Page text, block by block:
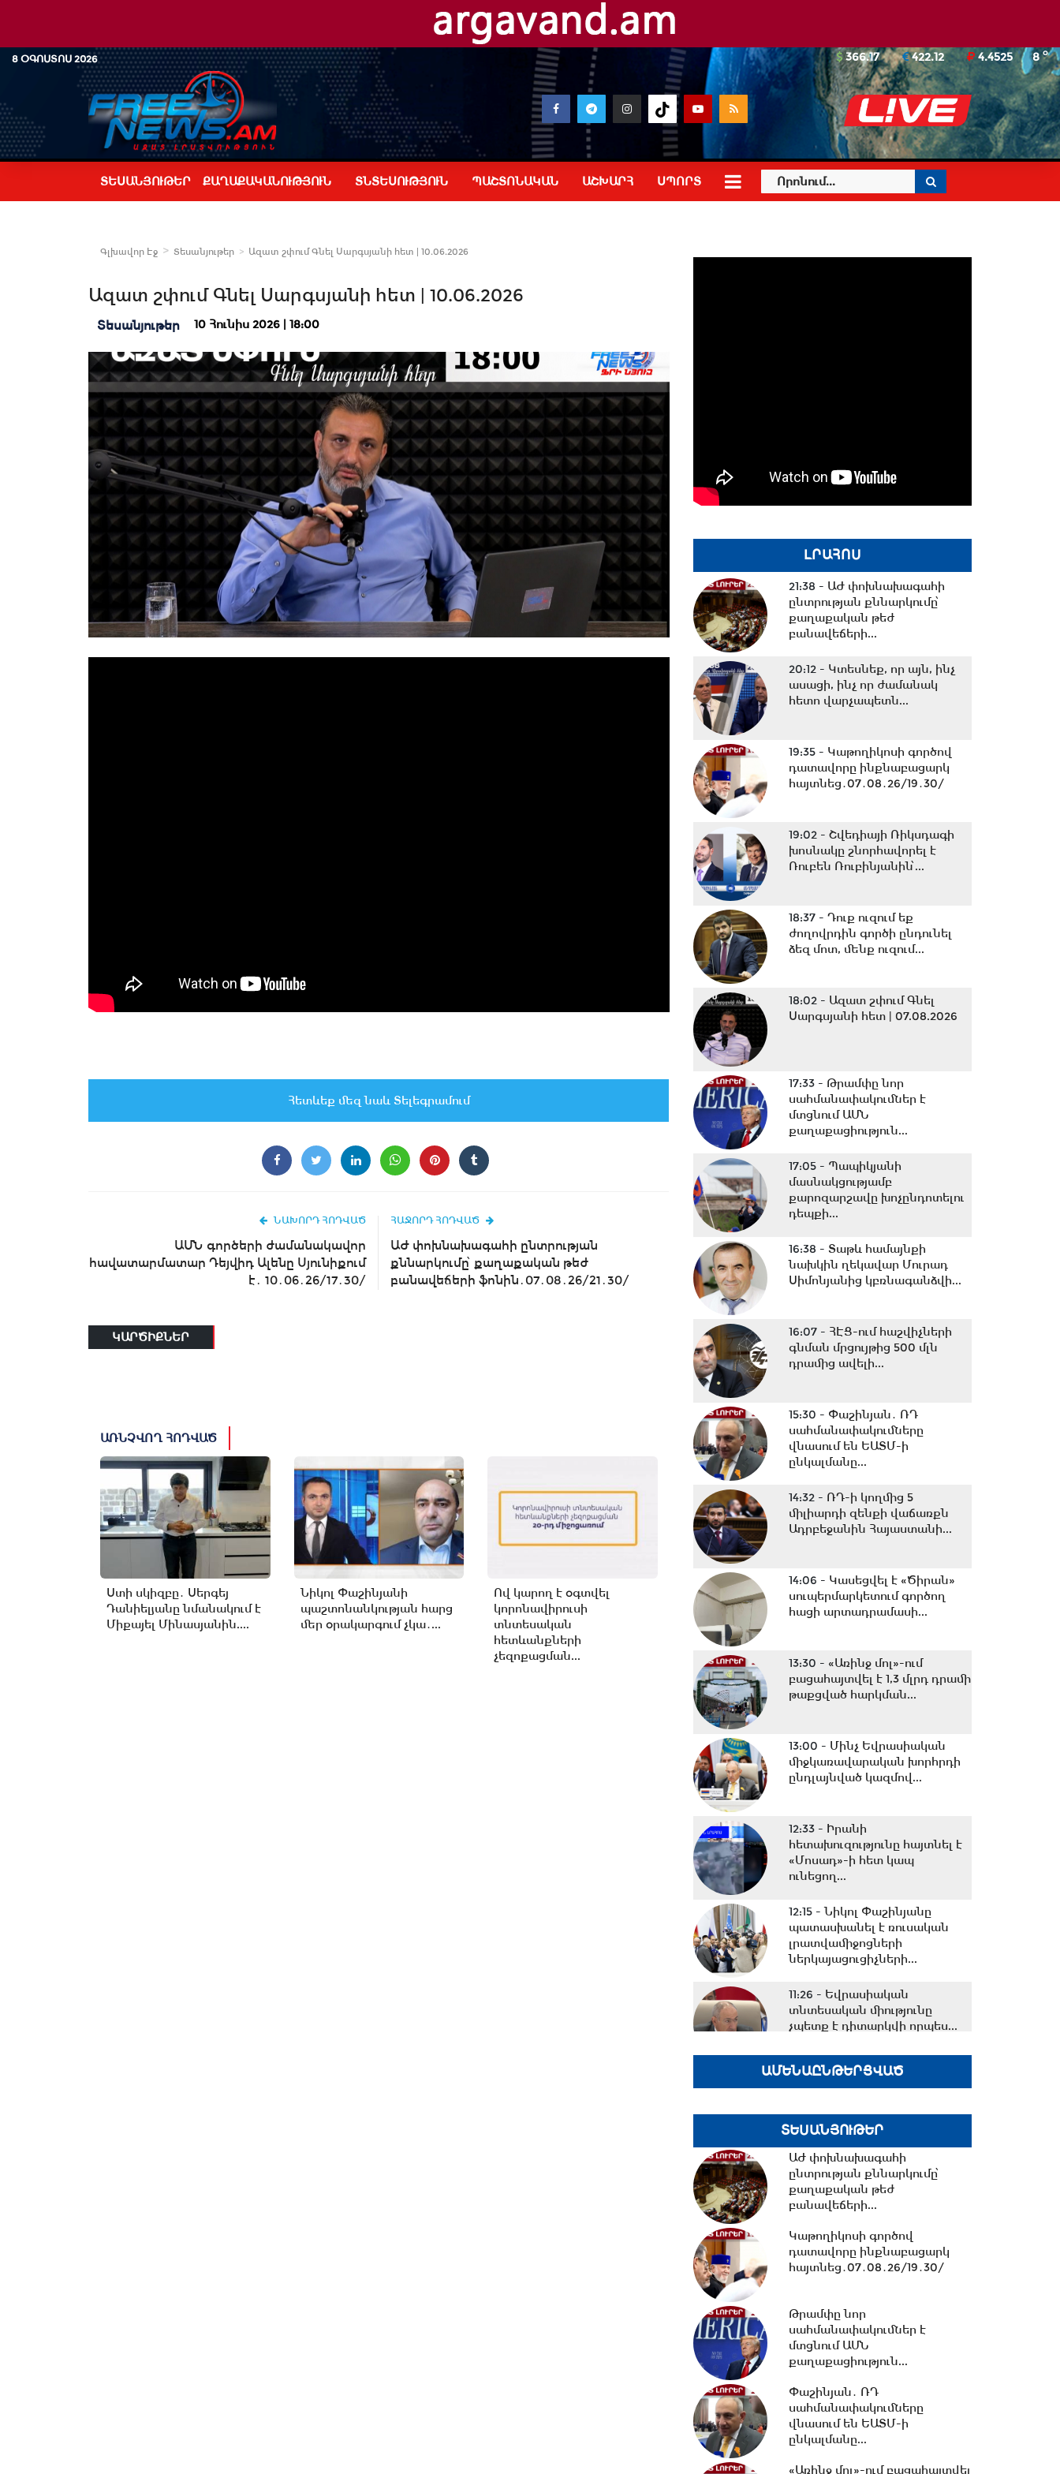
8 ՕԳՈՍՏՈՍ 2026 8o
366.17 422.12 4.4525
ՏԵՍԱՆՅՈՒԹԵՐ ՔԱՂԱՔԱԿԱՆՈՒԹՅՈՒՆ ՏՆՏԵՍՈՒԹՅՈՒՆ ՊԱՇՏՈՆԱԿԱՆ ԱՇԽԱՐՀ ՍՊՈՐՏ
Գլխավոր Էջ Տեսանյութեր Ազատ շփում Գնել Սարգսյանի հետ | 10.06.2026
Ազատ շփում Գնել Սարգսյանի հետ | 10.06.2026
Տեսանյութեր 10 Հունիս 2026 | 18:00
Հետևեք մեզ նաև Տելեգրամում
ՆԱԽՈՐԴ ՀՈԴՎԱԾ
ԱՄՆ գործերի ժամանակավոր
հավատարմատար Դեյվիդ Ալենը Սյունիքում
է․ 10․06․26/17․30/
ՀԱՋՈՐԴ ՀՈԴՎԱԾ
ԱԺ փոխնախագահի ընտրության
քննարկումը՝ քաղաքական թեժ
բանավեճերի ֆոնին․07․08․26/21․30/
ԿԱՐԾԻՔՆԵՐ
ԱՌՆՉՎՈՂ ՀՈԴՎԱԾ
Ստի սկիզբը․ Սերգեյ
Դանիելյանը նմանակում է
Միքայել Մինասյանին....
Նիկոլ Փաշինյանի
պաշտոնանկության հարց
մեր օրակարգում չկա․...
Ով կարող է օգտվել
կորոնավիրուսի
տնտեսական
հետևանքների
չեզոքացման...
ԼՐԱՀՈՍ
21:38 - ԱԺ փոխնախագահի
ընտրության քննարկումը՝
քաղաքական թեժ
բանավեճերի...
20:12 - Կտեսնեք, որ այն, ինչ
ասացի, ինչ որ ժամանակ
հետո վարչապետն...
19:35 - Կաթողիկոսի գործով
դատավորը ինքնաբացարկ
հայտնեց․07․08․26/19․30/
19:02 - Շվեդիայի Ռիկսդագի
խոսնակը շնորհավորել է
Ռուբեն Ռուբինյանին՝...
18:37 - Դուք ուզում եք
ժողովրդին գործի ընդունել
ձեզ մոտ, մենք ուզում...
18:02 - Ազատ շփում Գնել
Սարգսյանի հետ | 07.08.2026
17:33 - Թրամփը նոր
սահմանափակումներ է
մտցնում ԱՄՆ
քաղաքացիություն...
17:05 - Պապիկյանի
մասնակցությամբ
քարոզարշավը խոչընդոտելու
դեպքի...
16:38 - Տաթև համայնքի
նախկին ղեկավար Մուրադ
Սիմոնյանից կբռնագանձվի...
16:07 - ՀԷՑ-ում հաշվիչների
գնման մրցույթից 500 մլն
դրամից ավելի...
15:30 - Փաշինյան․ ՌԴ
սահմանափակումները
վնասում են ԵԱՏՄ-ի
ընկալմանը...
14:32 - ՌԴ-ի կողմից 5
միլիարդի զենքի վաճառքն
Ադրբեջանին Հայաստանի...
14:06 - Կասեցվել է «Ծիրան»
սուպերմարկետում գործող
հացի արտադրամասի...
13:30 - «Առինջ մոլ»-ում
բացահայտվել է 1,3 մլրդ դրամի
թաքցված հարկման...
13:00 - Մինչ Եվրասիական
միջկառավարական խորհրդի
ընդլայնված կազմով...
12:33 - Իրանի
հետախուզությունը հայտնել է
«Մոսադ»-ի հետ կապ
ունեցող...
12:15 -Նիկոլ Փաշինյանը
պատասխանել է ռուսական
լրատվամիջոցների
ներկայացուցիչների...
11:26 - Եվրասիական
տնտեսական միությունը
չպետք է դիտարկվի որպես...
10:38 -Օրը սկսեցի
հեծանվային զբոսանքով՝ Իսիկ
10:13 -ՀՀ ԱԺ իններորդ
գումարման առաջին
նստաշրջան 07.08.2026
#ուղիղ
10:11 -Եվրասիական
միջկառավարական խորհրդի
նիստ. #ուղիղ
21:42 -ԱԺ-ում քննարկվեց
Արամ Վարդևանյանի
թեկնածությունը
փոխնախագահի...
21:33 -Բաքվի դատարանը
մերժել է Արցախի
ղեկավարների բողոքը․06․08․
ԱՄԵՆԱԸՆԹԵՐՑՎԱԾ
ՏԵՍԱՆՅՈՒԹԵՐ
ԱԺ փոխնախագահի
ընտրության քննարկումը՝
քաղաքական թեժ
բանավեճերի...
Կաթողիկոսի գործով
դատավորը ինքնաբացարկ
հայտնեց․07․08․26/19․30/
Թրամփը նոր
սահմանափակումներ է
մտցնում ԱՄՆ
քաղաքացիություն...
Փաշինյան․ ՌԴ
սահմանափակումները
վնասում են ԵԱՏՄ-ի
ընկալմանը...
«Առինջ մոլ»-ում բացահայտվել